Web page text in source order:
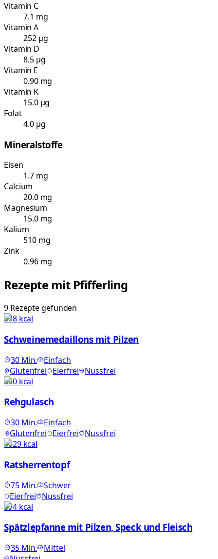
Vitamin C
7.1 mg
Vitamin A
252 µg
Vitamin D
8.5 µg
Vitamin E
0.90 mg
Vitamin K
15.0 µg
Folat
4.0 µg
Mineralstoffe
Eisen
1.7 mg
Calcium
20.0 mg
Magnesium
15.0 mg
Kalium
510 mg
Zink
0.96 mg
Rezepte mit Pfifferling
9 Rezeptegefunden
578kcal
Schweinemedaillons mit Pilzen
30Min.
Einfach
Glutenfrei
Eierfrei
Nussfrei
660kcal
Rehgulasch
30Min.
Einfach
Glutenfrei
Eierfrei
Nussfrei
1029kcal
Ratsherrentopf
75Min.
Schwer
Eierfrei
Nussfrei
694kcal
Spätzlepfanne mit Pilzen, Speck und Fleisch
35Min.
Mittel